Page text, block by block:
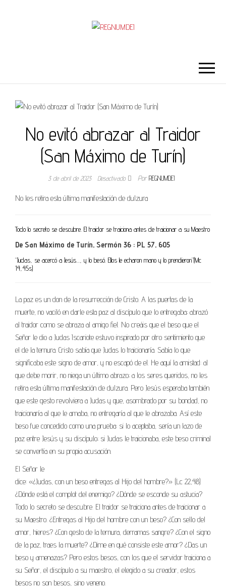
No evitó abrazar al Traidor
(San Máximo de Turín)
3 de abril de 2023 Desactivado Por REGNUMDEI
No les retira esta última manifestación de dulzura
Todo lo secreto se descubre. El traidor se traiciona antes de traicionar a su Maestro
De San Máximo de Turín, Sermón 36 : PL 57, 605
“Judas, se acercó a Jesús…, y lo besó. Ellos le echaron mano y lo prendieron”(Mc
14,45s)
La paz es un don de la resurrección de Cristo. A las puertas de la
muerte, no vaciló en darle esta paz al discípulo que lo entregaba; abrazó
al traidor como se abraza al amigo fiel. No creáis que el beso que el
Señor le dio a Judas Iscariote estuvo inspirado por otro sentimiento que
el de la ternura. Cristo sabía que Judas lo traicionaría. Sabía lo que
significaba este signo de amor, y no escapó de el. He aquí la amistad: al
que debe morir, no niega un último abrazo; a los seres queridos, no les
retira esta última manifestación de dulzura. Pero Jesús esperaba también
que este gesto revolviera a Judas y que, asombrado por su bondad, no
traicionaría al que le amaba, no entregaría al que le abrazaba. Así este
beso fue concedido como una prueba: si lo aceptaba, sería un lazo de
paz entre Jesús y su discípulo; si Judas le traicionaba, este beso criminal
se convertía en su propia acusación.
El Señor le
dice: «¿Judas, con un beso entregas al Hijo del hombre?» (Lc 22,48)
¿Dónde está el complot del enemigo? ¿Dónde se esconde su astucia?
Todo lo secreto se descubre. El traidor se traiciona antes de traicionar a
su Maestro. ¿Entregas al Hijo del hombre con un beso? ¿Con sello del
amor, hieres? ¿Con gesto de la ternura, derramas sangre? ¿Con el signo
de la paz, traes la muerte? ¿Dime en qué consiste este amor? ¿Das un
beso y amenazas? Pero estos besos, con los que el servidor traiciona a
su Señor, el discípulo a su maestro, el elegido a su creador, estos
besos no son besos, sino veneno.